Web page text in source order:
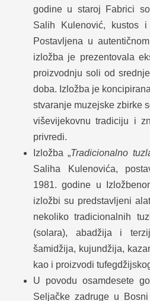
godine u staroj Fabrici
Salih Kulenović, kustos
Postavljena u
izložba je prezentovala
proizvodnju soli od
doba. Izložba je
stvaranje muzejske zbirke
viševijekovnu tradiciju i
privredi.
Izložba „Tradicionalno
Saliha Kulenovića,
1981. godine u
izložbi su predstavljeni
nekoliko tradicionalnih
(solara), abadžija i
šamidžija, kujundžija,
kao i proizvodi
U povodu osamdesete
Seljačke zadruge u